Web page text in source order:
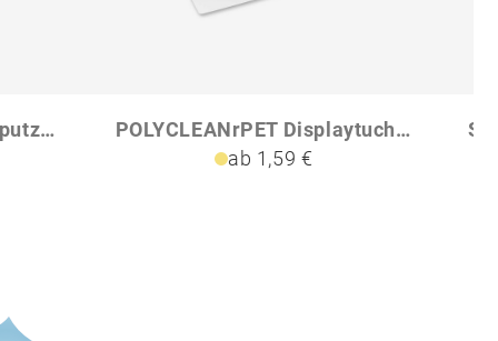
POLYCLEAN rPET Brillenputztuch 21x15 cm
POLYCLEANrPET Displaytuch 18x18cm
ab 1,59 €